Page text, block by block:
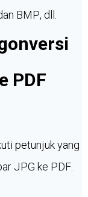
BMP, dll.
PDF
petunjuk yang
JPG ke PDF.